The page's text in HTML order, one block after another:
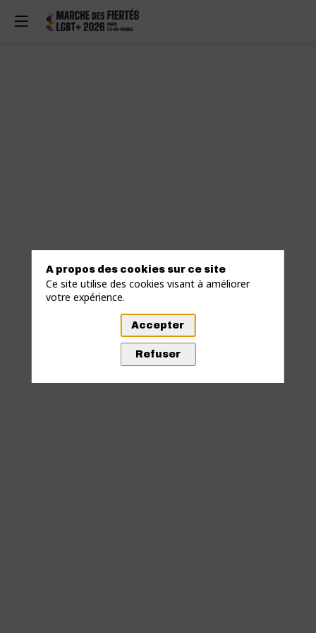
Cette page n'existe pas
A propos des cookies sur ce site
Ce site utilise des cookies visant à améliorer
votre expérience.
Accepter
Refuser